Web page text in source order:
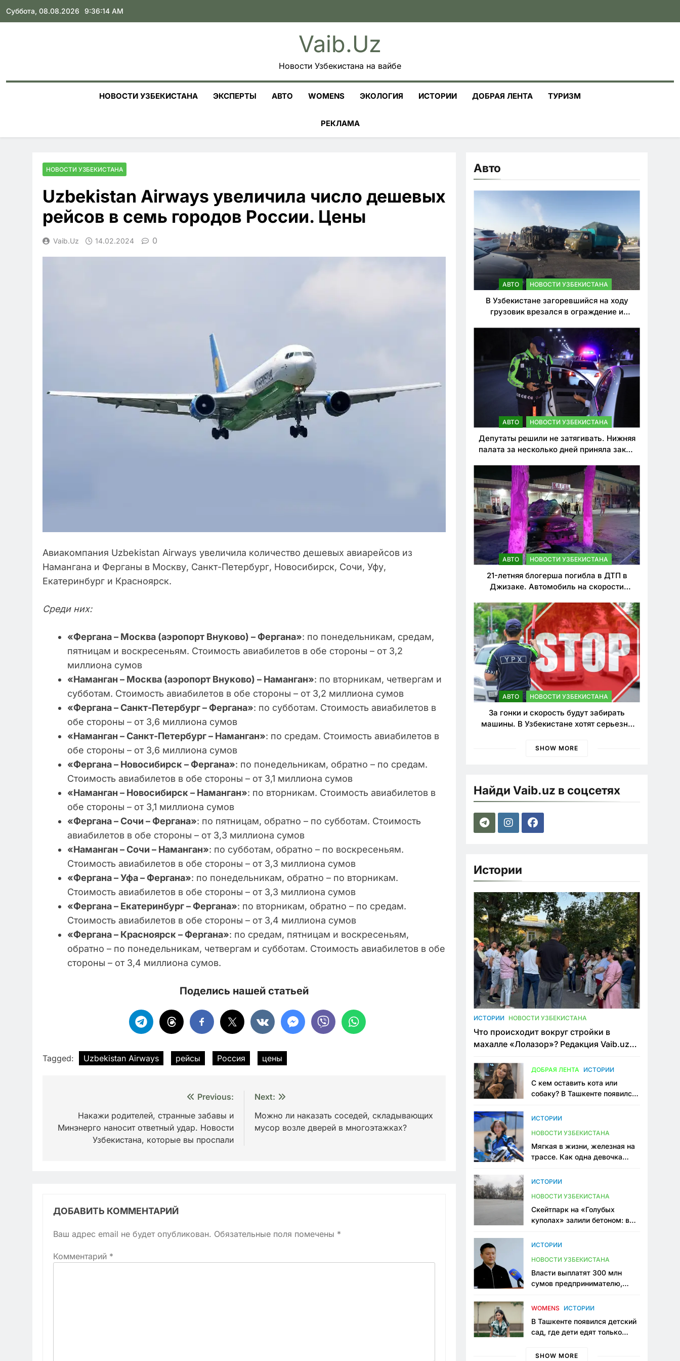
Skip
Суббота, 08.08.2026 9:36:14 AM
Vaib.uz
Новости Узбекистана на вайбе
НОВОСТИ УЗБЕКИСТАНА ЭКСПЕРТЫ АВТО WOMENS ЭКОЛОГИЯ ИСТОРИИ ДОБРАЯ ЛЕНТА ТУРИЗМ
РЕКЛАМА
НОВОСТИ УЗБЕКИСТАНА
Uzbekistan Airways увеличила число дешевых
рейсов в семь городов России. Цены
Vaib.uz 14.02.2024 0
Авиакомпания Uzbekistan Airways увеличила количество дешевых авиарейсов из
Намангана и Ферганы в Москву, Санкт-Петербург, Новосибирск, Сочи, Уфу,
Екатеринбург и Красноярск.
Среди них:
«Фергана – Москва (аэропорт Внуково) – Фергана»: по понедельникам, средам,
пятницам и воскресеньям. Стоимость авиабилетов в обе стороны – от 3,2
миллиона сумов
«Наманган – Москва (аэропорт Внуково) – Наманган»: по вторникам, четвергам и
субботам. Стоимость авиабилетов в обе стороны – от 3,2 миллиона сумов
«Фергана – Санкт-Петербург – Фергана»: по субботам. Стоимость авиабилетов в
обе стороны – от 3,6 миллиона сумов
«Наманган – Санкт-Петербург – Наманган»: по средам. Стоимость авиабилетов в
обе стороны – от 3,6 миллиона сумов
«Фергана – Новосибирск – Фергана»: по понедельникам, обратно – по средам.
Стоимость авиабилетов в обе стороны – от 3,1 миллиона сумов
«Наманган – Новосибирск – Наманган»: по вторникам. Стоимость авиабилетов в
обе стороны – от 3,1 миллиона сумов
«Фергана – Сочи – Фергана»: по пятницам, обратно – по субботам. Стоимость
авиабилетов в обе стороны – от 3,3 миллиона сумов
«Наманган – Сочи – Наманган»: по субботам, обратно – по воскресеньям.
Стоимость авиабилетов в обе стороны – от 3,3 миллиона сумов
«Фергана – Уфа – Фергана»: по понедельникам, обратно – по вторникам.
Стоимость авиабилетов в обе стороны – от 3,3 миллиона сумов
«Фергана – Екатеринбург – Фергана»: по вторникам, обратно – по средам.
Стоимость авиабилетов в обе стороны – от 3,4 миллиона сумов
«Фергана – Красноярск – Фергана»: по средам, пятницам и воскресеньям,
обратно – по понедельникам, четвергам и субботам. Стоимость авиабилетов в обе
стороны – от 3,4 миллиона сумов.
Поделись нашей статьей
Tagged: Uzbekistan Airways рейсы Россия цены
записям
Previous:
Накажи родителей, странные забавы и
Минэнерго наносит ответный удар. Новости
Узбекистана, которые вы проспали
Next:
Можно ли наказать соседей, складывающих
мусор возле дверей в многоэтажках?
ДОБАВИТЬ КОММЕНТАРИЙ
Ваш адрес email не будет опубликован. Обязательные поля помечены *
Комментарий *
Авто
АВТО НОВОСТИ УЗБЕКИСТАНА
В Узбекистане загоревшийся на ходу
грузовик врезался в ограждение и
АВТО НОВОСТИ УЗБЕКИСТАНА
Депутаты решили не затягивать. Нижняя
палата за несколько дней приняла закон
нарушителей ПДД
АВТО НОВОСТИ УЗБЕКИСТАНА
21-летняя блогерша погибла в ДТП в
Джизаке. Автомобиль на скорости
АВТО НОВОСТИ УЗБЕКИСТАНА
За гонки и скорость будут забирать
машины. В Узбекистане хотят серьезно
SHOW MORE
Найди Vaib.uz в соцсетях
Истории
ИСТОРИИ НОВОСТИ УЗБЕКИСТАНА
Что происходит вокруг стройки в
махалле «Лолазор»? Редакция Vaib.uz
конфликта
ДОБРАЯ ЛЕНТА ИСТОРИИ
С кем оставить кота или
собаку? В Ташкенте появился
ИСТОРИИ
НОВОСТИ УЗБЕКИСТАНА
Мягкая в жизни, железная на
трассе. Как одна девочка
Узбекистане
ИСТОРИИ
НОВОСТИ УЗБЕКИСТАНА
Скейтпарк на «Голубых
куполах» залили бетоном: в
одно общественное
ИСТОРИИ
НОВОСТИ УЗБЕКИСТАНА
Власти выплатят 300 млн
сумов предпринимателю,
тюрьме по незаконному
WOMENS ИСТОРИИ
В Ташкенте появился детский
сад, где дети едят только
мама, которая устала просить
SHOW MORE